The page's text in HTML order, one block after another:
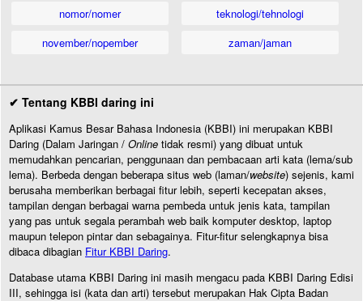
nomor/nomer
november/nopember
teknologi/tehnologi
zaman/jaman
✔ Tentang KBBI daring ini
Aplikasi Kamus Besar Bahasa Indonesia (KBBI) ini merupakan KBBI
Daring (Dalam Jaringan / Online tidak resmi) yang dibuat untuk
memudahkan pencarian, penggunaan dan pembacaan arti kata (lema/sub
lema). Berbeda dengan beberapa situs web (laman/website) sejenis, kami
berusaha memberikan berbagai fitur lebih, seperti kecepatan akses,
tampilan dengan berbagai warna pembeda untuk jenis kata, tampilan
yang pas untuk segala perambah web baik komputer desktop, laptop
maupun telepon pintar dan sebagainya. Fitur-fitur selengkapnya bisa
dibaca dibagian Fitur KBBI Daring.
Database utama KBBI Daring ini masih mengacu pada KBBI Daring Edisi
III, sehingga isi (kata dan arti) tersebut merupakan Hak Cipta Badan